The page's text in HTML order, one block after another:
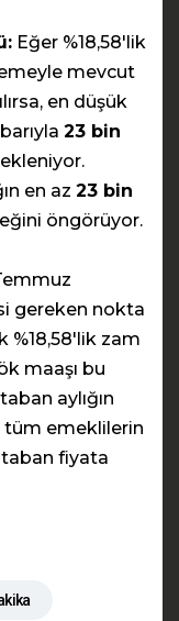
Eğer %18,58'lik
mevcut
en düşük
23 bin
en az 23 bin
öngörüyor.
gereken nokta
%18,58'lik zam
maaşı bu
aylığın
tüm emeklilerin
taban fiyata